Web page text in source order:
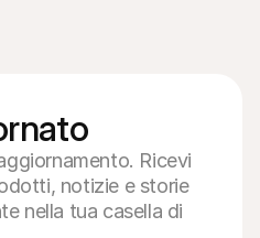
Ricevi
notizie e storie
nella tua casella di